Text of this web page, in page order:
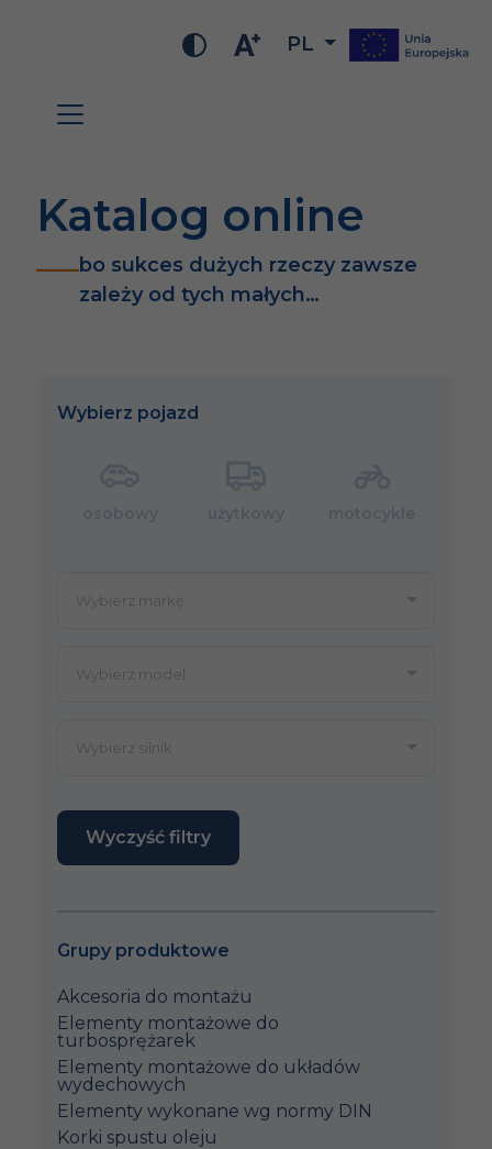
PL
Katalog online
bo sukces dużych rzeczy zawsze
zależy od tych małych…
Wybierz pojazd
Wyczyść filtry
Grupy produktowe
Akcesoria do montażu
Elementy montażowe do
turbosprężarek
Elementy montażowe do układów
wydechowych
Elementy wykonane wg normy DIN
Korki spustu oleju